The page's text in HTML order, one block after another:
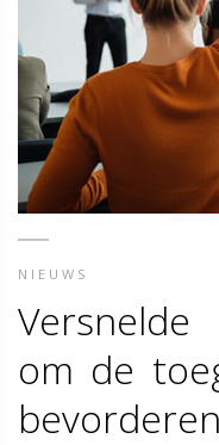
NIEUWS
Versnelde
om de
bevorderen